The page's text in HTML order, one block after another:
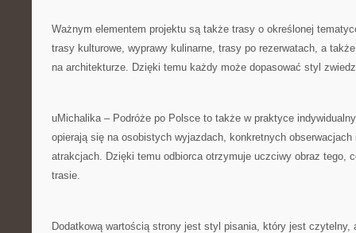
Ważnym elementem projektu są także trasy o określonej
trasy kulturowe, wyprawy kulinarne, trasy po rezerwatach, a
na architekturze. Dzięki temu każdy może dopasować styl
uMichalika – Podróże po Polsce to także w praktyce
opierają się na osobistych wyjazdach, konkretnych
atrakcjach. Dzięki temu odbiorca otrzymuje uczciwy obraz tego,
trasie.
Dodatkową wartością strony jest styl pisania, który jest czytelny,